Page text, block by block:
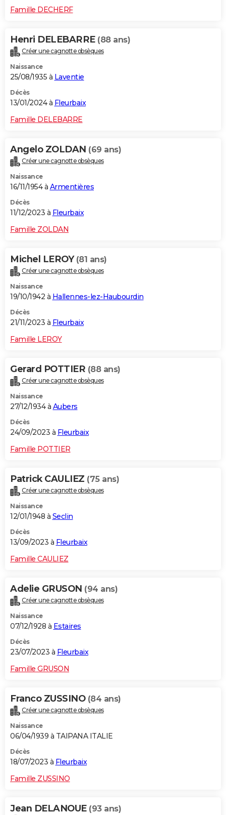
Famille DECHERF
Henri DELEBARRE (88 ans)
Créer une cagnotte obsèques
Naissance
25/08/1935 à Laventie
Décès
13/01/2024 à Fleurbaix
Famille DELEBARRE
Angelo ZOLDAN (69 ans)
Créer une cagnotte obsèques
Naissance
16/11/1954 à Armentières
Décès
11/12/2023 à Fleurbaix
Famille ZOLDAN
Michel LEROY (81 ans)
Créer une cagnotte obsèques
Naissance
19/10/1942 à Hallennes-lez-Haubourdin
Décès
21/11/2023 à Fleurbaix
Famille LEROY
Gerard POTTIER (88 ans)
Créer une cagnotte obsèques
Naissance
27/12/1934 à Aubers
Décès
24/09/2023 à Fleurbaix
Famille POTTIER
Patrick CAULIEZ (75 ans)
Créer une cagnotte obsèques
Naissance
12/01/1948 à Seclin
Décès
13/09/2023 à Fleurbaix
Famille CAULIEZ
Adelie GRUSON (94 ans)
Créer une cagnotte obsèques
Naissance
07/12/1928 à Estaires
Décès
23/07/2023 à Fleurbaix
Famille GRUSON
Franco ZUSSINO (84 ans)
Créer une cagnotte obsèques
Naissance
06/04/1939 à TAIPANA ITALIE
Décès
18/07/2023 à Fleurbaix
Famille ZUSSINO
Jean DELANOUE (93 ans)